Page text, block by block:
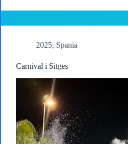
2025, Spania
Carnival i Sitges